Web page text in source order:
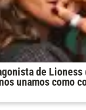
de Lioness
unamos como